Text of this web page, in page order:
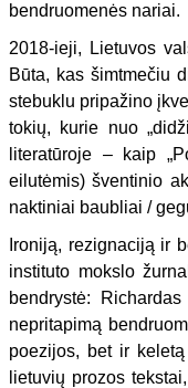
bendruomenės nariai.
2018-ieji, Lietuvos
Būta, kas šimtmečiu
stebuklu pripažino
tokių, kurie nuo
literatūroje – kaip
eilutėmis) šventinio
naktiniai baubliai /
Ironiją, rezignaciją ir
instituto mokslo
bendrystė:
nepritapimą
poezijos, bet ir
lietuvių prozos